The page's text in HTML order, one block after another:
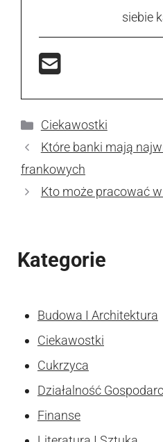
siebie
Kategorie
Ciekawostki
Które banki mają
frankowych
Kto może pracować
Kategorie
Budowa I Architektura
Ciekawostki
Cukrzyca
Działalność
Finanse